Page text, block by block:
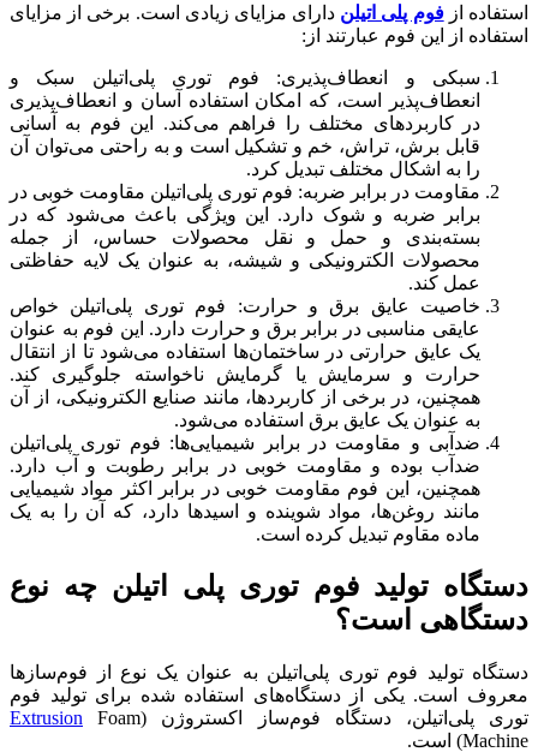
استفاده ازفوم پلی‌ اتیلن دارای مزایای زیادی است. برخی از مزایای
استفاده از این فوم عبارتند از:
سبکی و انعطاف‌پذیری: فوم توری پلی‌اتیلن سبک و
انعطاف‌پذیر است، که امکان استفاده آسان و انعطاف‌پذیری
در کاربردهای مختلف را فراهم می‌کند. این فوم به آسانی
قابل برش، تراش، خم و تشکیل است و به راحتی می‌توان آن
را به اشکال مختلف تبدیل کرد.
مقاومت در برابر ضربه: فوم توری پلی‌اتیلن مقاومت خوبی در
برابر ضربه و شوک دارد. این ویژگی باعث می‌شود که در
بسته‌بندی و حمل و نقل محصولات حساس، از جمله
محصولات الکترونیکی و شیشه، به عنوان یک لایه حفاظتی
عمل کند.
خاصیت عایق برق و حرارت: فوم توری پلی‌اتیلن خواص
عایقی مناسبی در برابر برق و حرارت دارد. این فوم به عنوان
یک عایق حرارتی در ساختمان‌ها استفاده می‌شود تا از انتقال
حرارت و سرمایش یا گرمایش ناخواسته جلوگیری کند.
همچنین، در برخی از کاربردها، مانند صنایع الکترونیکی، از آن
به عنوان یک عایق برق استفاده می‌شود.
ضدآبی و مقاومت در برابر شیمیایی‌ها: فوم توری پلی‌اتیلن
ضدآب بوده و مقاومت خوبی در برابر رطوبت و آب دارد.
همچنین، این فوم مقاومت خوبی در برابر اکثر مواد شیمیایی
مانند روغن‌ها، مواد شوینده و اسیدها دارد، که آن را به یک
ماده مقاوم تبدیل کرده است.
دستگاه تولید فوم توری پلی اتیلن چه نوع
دستگاهی است؟
دستگاه تولید فوم توری پلی‌اتیلن به عنوان یک نوع از فوم‌سازها
معروف است. یکی از دستگاه‌های استفاده شده برای تولید فوم
توری پلی‌اتیلن، دستگاه فوم‌ساز اکستروژن (
Extrusion Foam
Machine) است.